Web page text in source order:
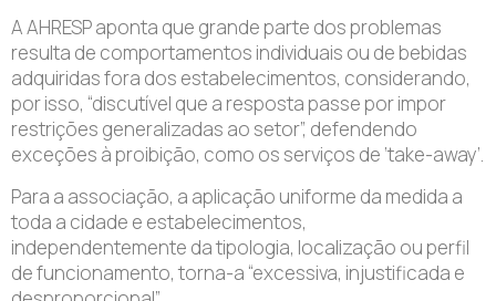
A AHRESP aponta que grande parte dos problemas
resulta de comportamentos individuais ou de bebidas
adquiridas fora dos estabelecimentos, considerando,
por isso, “discutível que a resposta passe por impor
restrições generalizadas ao setor”, defendendo
exceções à proibição, como os serviços de ‘take-away’.
Para a associação, a aplicação uniforme da medida a
toda a cidade e estabelecimentos,
independentemente da tipologia, localização ou perfil
de funcionamento, torna-a “excessiva, injustificada e